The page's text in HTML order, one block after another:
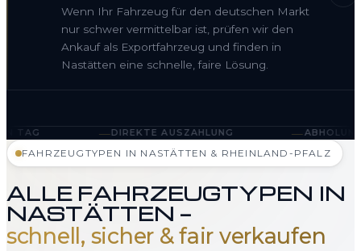
Wenn Ihr Fahrzeug für den deutschen Markt
nur schwer vermittelbar ist, prüfen wir den
Ankauf als Exportfahrzeug und finden in
Nastätten eine schnelle, faire Lösung.
DIREKTE AUSZAHLUNG —ABHOLUNG IN NASTÄTTEN
FAHRZEUGTYPEN IN NASTÄTTEN & RHEINLAND-PFALZ
ALLE FAHRZEUGTYPEN IN
NASTÄTTEN —
schnell, sicher & fair verkaufen